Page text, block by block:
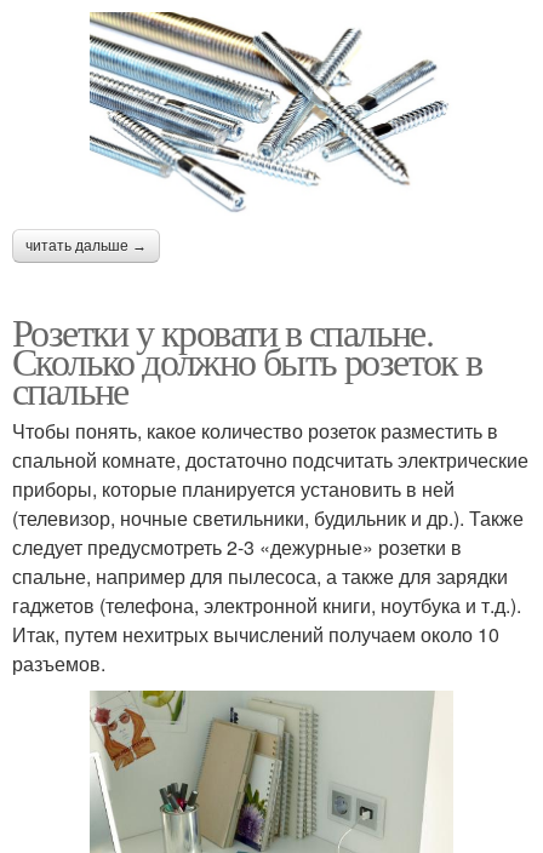
читать дальше →
Розетки у кровати в спальне.
Сколько должно быть розеток в
спальне
Чтобы понять, какое количество розеток разместить в
спальной комнате, достаточно подсчитать электрические
приборы, которые планируется установить в ней
(телевизор, ночные светильники, будильник и др.). Также
следует предусмотреть 2-3 «дежурные» розетки в
спальне, например для пылесоса, а также для зарядки
гаджетов (телефона, электронной книги, ноутбука и т.д.).
Итак, путем нехитрых вычислений получаем около 10
разъемов.